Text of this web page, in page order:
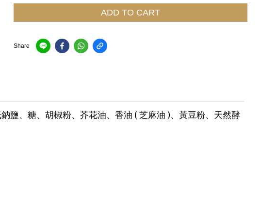
ADD TO CART
Share
鹽、糖、胡椒粉、芥花油、香油 ( 芝麻油 )、黃豆粉、天然酵